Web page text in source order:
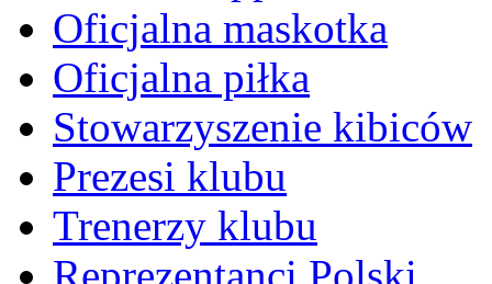
Oficjalna maskotka
Oficjalna piłka
Stowarzyszenie kibiców
Prezesi klubu
Trenerzy klubu
Reprezentanci Polski